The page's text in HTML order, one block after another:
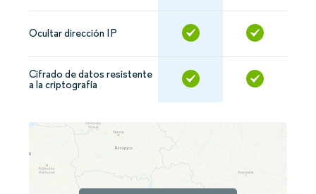
Ocultar dirección IP
Cifrado de datos resistente
a la criptografía